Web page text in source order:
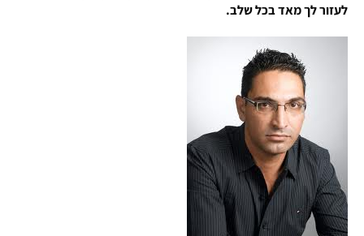
לעזור לך מאד בכל שלב.